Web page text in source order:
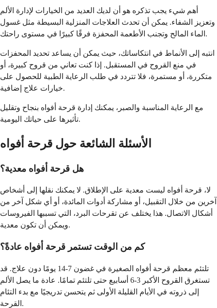
أهم شيء يجب تذكره هو أن لديك العديد من الخيارات لإدارة الألم
وتعزيز الشفاء. يمكن أن تحدث العلاجات المنزلية البسيطة مثل غسول
الماء المالح وتجنب الأطعمة المحفزة فرقًا كبيرًا في مستوى راحتك.
انتبه إلى الأنماط في انتكاساتك، حيث يمكن أن يساعد تحديد المحفزات
في منع القروح في المستقبل. إذا كنت تعاني من قروح كبيرة، أو
متكررة، أو مستمرة، فلا تتردد في طلب الرعاية الطبية للحصول على
خيارات علاج إضافية.
مع الرعاية المناسبة والصبر، يمكنك إدارة قرحة أفواه بنجاح وتقليل
تأثيرها على حياتك اليومية.
الأسئلة الشائعة حول قرحة أفواه
هل قرحة أفواه معدية؟
لا، قرحة أفواه ليست معدية على الإطلاق. لا يمكنك نقلها إلى أشخاص
آخرين من خلال التقبيل، أو مشاركة أدوات المائدة، أو أي شكل آخر من
أشكال الاتصال. هذا يختلف عن تقرحات البرد، التي تسببها الفيروسات
ويمكن أن تكون معدية.
كم من الوقت تستمر قرحة أفواه عادةً؟
تلتئم معظم قرحة أفواه الصغيرة في غضون 7-14 يومًا دون علاج. قد
تستغرق القروح الأكبر 3-6 أسابيع حتى تلتئم تمامًا. عادة ما يصل الألم
إلى ذروته في الأيام القليلة الأولى ثم يتحسن تدريجيًا مع بدء التئام
القرحة.